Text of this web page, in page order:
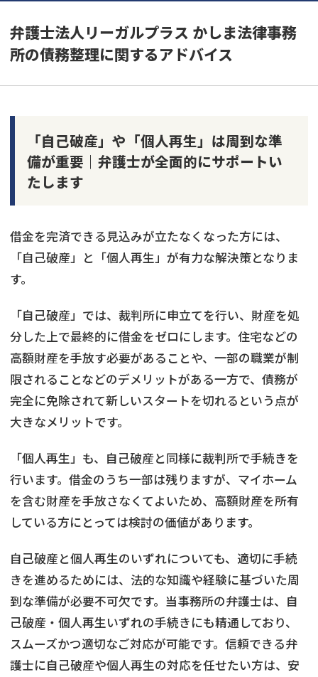
弁護士法人リーガルプラス かしま法律事務
所の債務整理に関するアドバイス
「自己破産」や「個人再生」は周到な準
備が重要｜弁護士が全面的にサポートい
たします
借金を完済できる見込みが立たなくなった方には、
「自己破産」と「個人再生」が有力な解決策となりま
す。
「自己破産」では、裁判所に申立てを行い、財産を処
分した上で最終的に借金をゼロにします。住宅などの
高額財産を手放す必要があることや、一部の職業が制
限されることなどのデメリットがある一方で、債務が
完全に免除されて新しいスタートを切れるという点が
大きなメリットです。
「個人再生」も、自己破産と同様に裁判所で手続きを
行います。借金のうち一部は残りますが、マイホーム
を含む財産を手放さなくてよいため、高額財産を所有
している方にとっては検討の価値があります。
自己破産と個人再生のいずれについても、適切に手続
きを進めるためには、法的な知識や経験に基づいた周
到な準備が必要不可欠です。当事務所の弁護士は、自
己破産・個人再生いずれの手続きにも精通しており、
スムーズかつ適切なご対応が可能です。信頼できる弁
護士に自己破産や個人再生の対応を任せたい方は、安